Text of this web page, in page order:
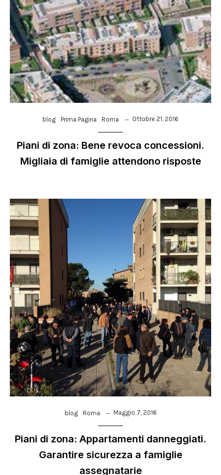
blog Prima Pagina Roma Ottobre 21, 2016
Piani di zona: Bene revoca concessioni.
Migliaia di famiglie attendono risposte
blog Roma Maggio 7, 2016
Piani di zona: Appartamenti danneggiati.
Garantire sicurezza a famiglie
assegnatarie